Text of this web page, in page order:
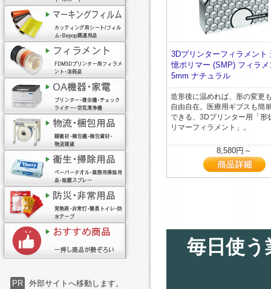
PR 外部サイトへ移動します。
3Dプリンターフィラメント
憶ポリマー (SMP) フィラメ
5mm ナチュラル
造形後に温めれば、形の変更
自由自在。医療用ギブスも簡
できる、3Dプリンター用「形
リマーフィラメント」。
8,580円～
毎日使う